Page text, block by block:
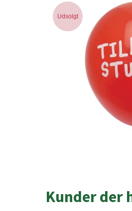
Udsolgt
Kunder der